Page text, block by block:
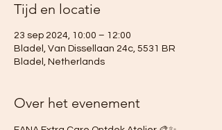
Tijd en locatie
23 sep 2024, 10:00 – 12:00
Bladel, Van Dissellaan 24c, 5531 BR
Bladel, Netherlands
Over het evenement